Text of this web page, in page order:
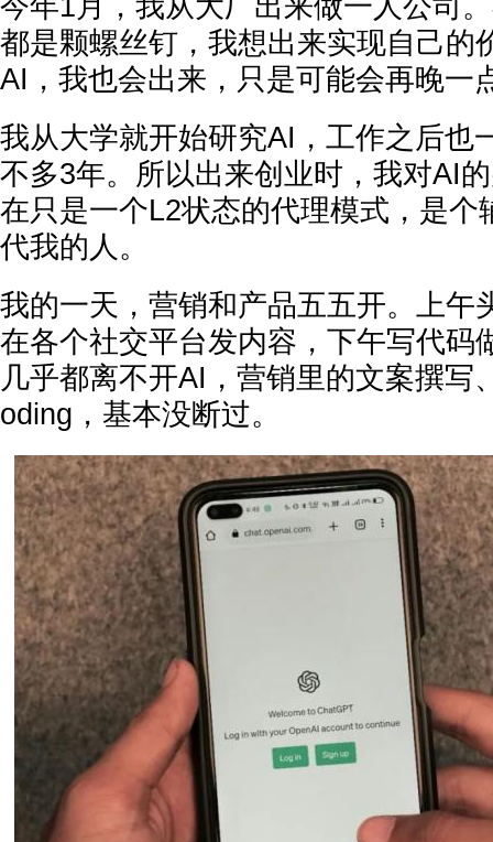
今年1月，我从大厂出来做一人公司
都是颗螺丝钉，我想出来实现自己的
AI，我也会出来，只是可能会再晚一
我从大学就开始研究AI，工作之后也
不多3年。所以出来创业时，我对AI
在只是一个L2状态的代理模式，是个
代我的人。
我的一天，营销和产品五五开。上午
在各个社交平台发内容，下午写代码
几乎都离不开AI，营销里的文案撰写
oding，基本没断过。